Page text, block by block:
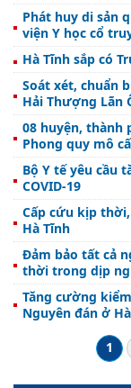
Phát huy di sản
viện Y học cổ
Hà Tĩnh sắp có
Soát xét, chuẩn
Hải Thượng Lãn
08 huyện, thành
Phong quy mô
Bộ Y tế yêu cầu
COVID-19
Cấp cứu kịp
Hà Tĩnh
Đảm bảo tất cả
thời trong dịp
Tăng cường
Nguyên đán ở
1